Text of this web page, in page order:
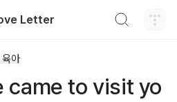
Letter
아
came to visit yo